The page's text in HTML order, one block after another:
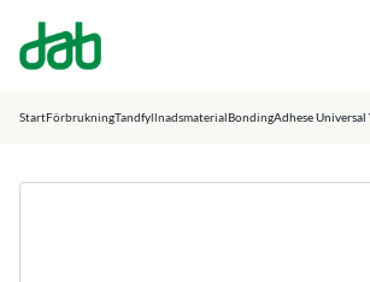
DAB Dental
StartFörbrukningTandfyllnadsmaterialBondingAdhese Universal